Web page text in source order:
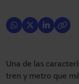
Una de las
tren y metro que